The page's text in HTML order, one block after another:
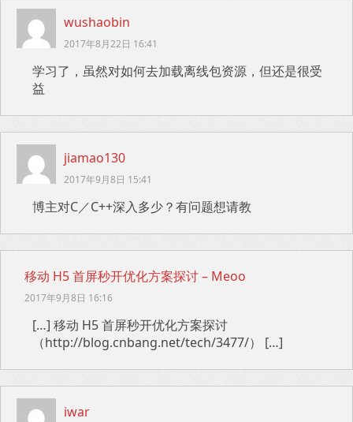
wushaobin
2017年8月22日 16:41
学习了，虽然对如何去加载离线包资源，但还是很受
益
jiamao130
2017年9月8日 15:41
博主对C／C++深入多少？有问题想请教
移动 H5 首屏秒开优化方案探讨 – Meoo
2017年9月8日 16:16
[…] 移动 H5 首屏秒开优化方案探讨
（http://blog.cnbang.net/tech/3477/） […]
iwar